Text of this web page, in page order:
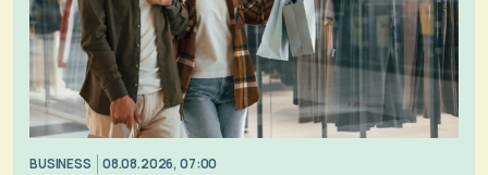
BUSINESS 08.08.2026, 07:00